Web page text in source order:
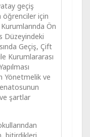
geçiş
öğrenciler için
Ön
Düzeyindeki
Geçiş, Çift
Kurumlararası
Yönetmelik ve
şartlar